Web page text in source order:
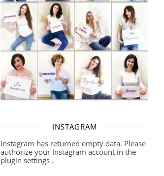
INSTAGRAM
Instagram has returned empty data. Please
authorize your Instagram account in the
plugin settings .